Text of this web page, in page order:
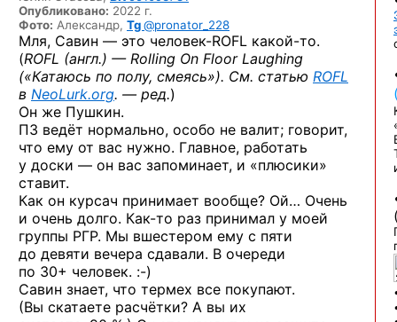
Опубликовано: 2022 г.
Фото: Александр, Tg@pronator_228
Мля, Савин — это человек-ROFL какой-то.
(ROFL (англ.) — Rolling On Floor Laughing
(«Катаюсь по полу, смеясь»). См. статью ROFL
в NeoLurk.org. — ред.)
Он же Пушкин.
ПЗ ведёт нормально, особо не валит; говорит,
что ему от вас нужно. Главное, работать
у доски — он вас запоминает, и «плюсики»
ставит.
Как он курсач принимает вообще? Ой… Очень
и очень долго. Как-то раз принимал у моей
группы РГР. Мы вшестером ему с пяти
до девяти вечера сдавали. В очереди
по 30+ человек. :-)
Савин знает, что термех все покупают.
(Вы скатаете расчётки? А вы их